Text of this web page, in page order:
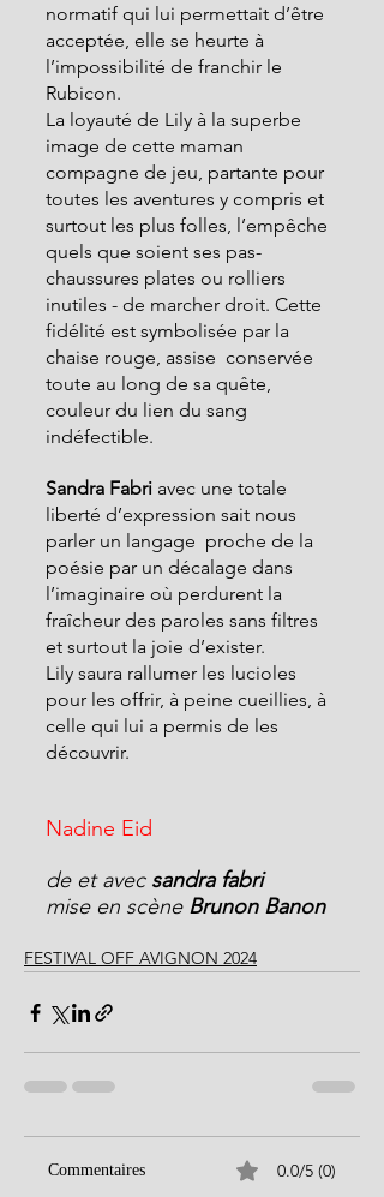
normatif qui lui permettait d’être
acceptée, elle se heurte à
l’impossibilité de franchir le
Rubicon.
La loyauté de Lily à la superbe
image de cette maman
compagne de jeu, partante pour
toutes les aventures y compris et
surtout les plus folles, l’empêche
quels que soient ses pas-
chaussures plates ou rolliers
inutiles - de marcher droit. Cette
fidélité est symbolisée par la
chaise rouge, assise  conservée
toute au long de sa quête,
couleur du lien du sang
indéfectible.
Sandra Fabri avec une totale
liberté d’expression sait nous
parler un langage  proche de la
poésie par un décalage dans
l’imaginaire où perdurent la
fraîcheur des paroles sans filtres
et surtout la joie d’exister.
Lily saura rallumer les lucioles
pour les offrir, à peine cueillies, à
celle qui lui a permis de les
découvrir.
Nadine Eid
de et avec sandra fabri
mise en scène Brunon Banon
FESTIVAL OFF AVIGNON 2024
Commentaires 0.0/5 (0)